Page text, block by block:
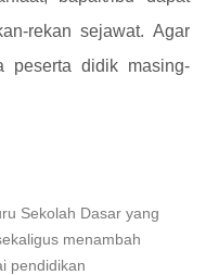
rekan sejawat. Agar
peserta didik masing-
Sekolah Dasar yang
menambah
pendidikan